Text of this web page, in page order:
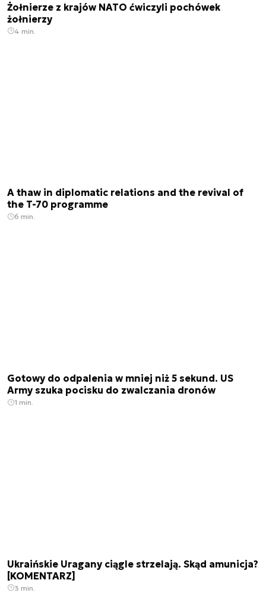
Żołnierze z krajów NATO ćwiczyli pochówek
żołnierzy
4 min.
A thaw in diplomatic relations and the revival of
the T-70 programme
6 min.
Gotowy do odpalenia w mniej niż 5 sekund. US
Army szuka pocisku do zwalczania dronów
1 min.
Ukraińskie Uragany ciągle strzelają. Skąd amunicja?
[KOMENTARZ]
3 min.